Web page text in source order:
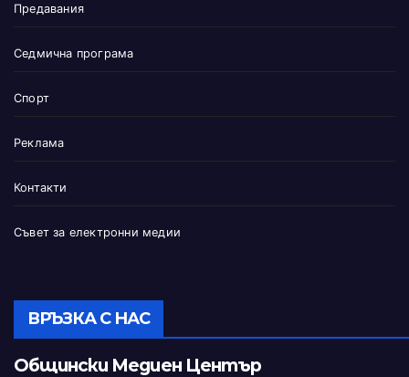
Предавания
Седмична програма
Спорт
Реклама
Контакти
Съвет за електронни медии
ВРЪЗКА С НАС
Общински Медиен Център